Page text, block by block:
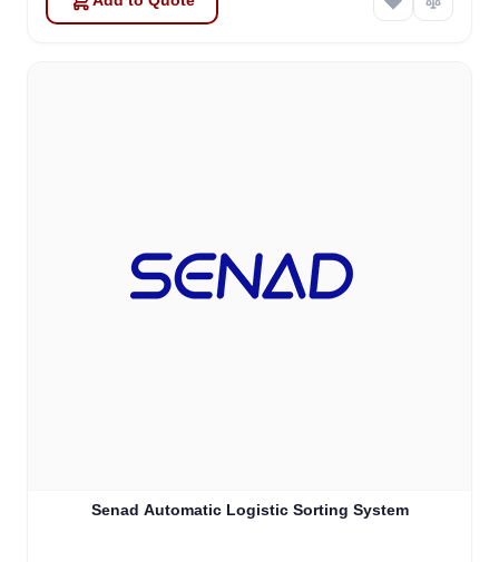
Senad Automatic Logistic Sorting System